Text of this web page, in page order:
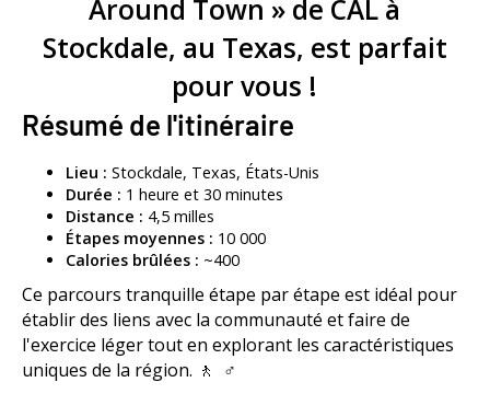
Around Town » de CAL à
Stockdale, au Texas, est parfait
pour vous !
Résumé de l'itinéraire
Lieu : Stockdale, Texas, États-Unis
Durée : 1 heure et 30 minutes
Distance : 4,5 milles
Étapes moyennes : 10 000
Calories brûlées : ~400
Ce parcours tranquille étape par étape est idéal pour
établir des liens avec la communauté et faire de
l'exercice léger tout en explorant les caractéristiques
uniques de la région. 🚶 ‍ ♂️